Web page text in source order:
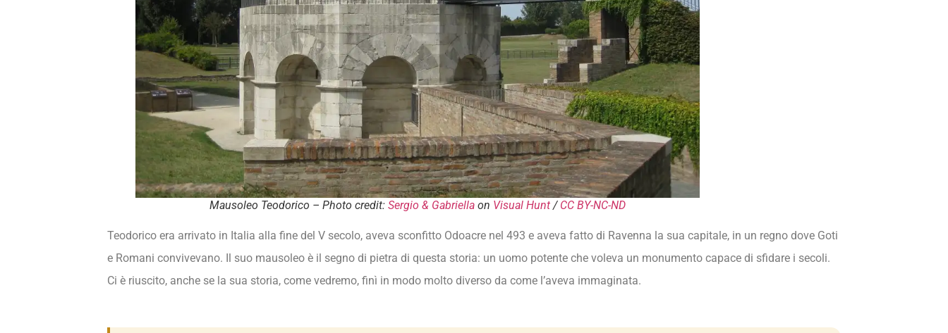
Mausoleo Teodorico – Photo credit: Sergio & Gabriella on Visual Hunt/ CC BY-NC-ND
Teodorico era arrivato in Italia alla fine del V secolo, aveva sconfitto Odoacre nel 493 e aveva fatto di Ravenna la sua capitale, in un regno dove Goti
e Romani convivevano. Il suo mausoleo è il segno di pietra di questa storia: un uomo potente che voleva un monumento capace di sfidare i secoli.
Ci è riuscito, anche se la sua storia, come vedremo, finì in modo molto diverso da come l’aveva immaginata.